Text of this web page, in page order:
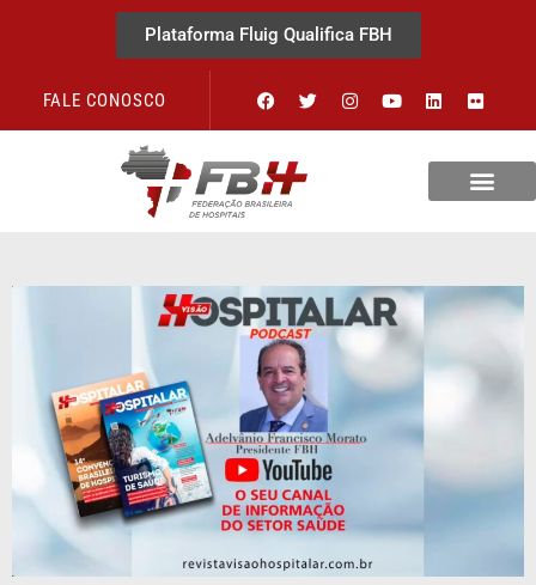
Plataforma Fluig Qualifica FBH
FALE CONOSCO